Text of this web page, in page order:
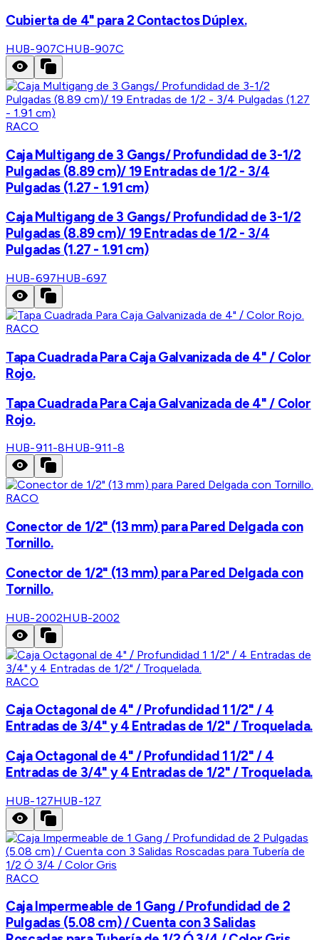
Cubierta de 4" para 2 Contactos Dúplex.
HUB-907CHUB-907C
RACO
Caja Multigang de 3 Gangs/ Profundidad de 3-1/2
Pulgadas (8.89 cm)/ 19 Entradas de 1/2 - 3/4
Pulgadas (1.27 - 1.91 cm)
Caja Multigang de 3 Gangs/ Profundidad de 3-1/2
Pulgadas (8.89 cm)/ 19 Entradas de 1/2 - 3/4
Pulgadas (1.27 - 1.91 cm)
HUB-697HUB-697
RACO
Tapa Cuadrada Para Caja Galvanizada de 4" / Color
Rojo.
Tapa Cuadrada Para Caja Galvanizada de 4" / Color
Rojo.
HUB-911-8HUB-911-8
RACO
Conector de 1/2" (13 mm) para Pared Delgada con
Tornillo.
Conector de 1/2" (13 mm) para Pared Delgada con
Tornillo.
HUB-2002HUB-2002
RACO
Caja Octagonal de 4" / Profundidad 1 1/2" / 4
Entradas de 3/4" y 4 Entradas de 1/2" / Troquelada.
Caja Octagonal de 4" / Profundidad 1 1/2" / 4
Entradas de 3/4" y 4 Entradas de 1/2" / Troquelada.
HUB-127HUB-127
RACO
Caja Impermeable de 1 Gang / Profundidad de 2
Pulgadas (5.08 cm) / Cuenta con 3 Salidas